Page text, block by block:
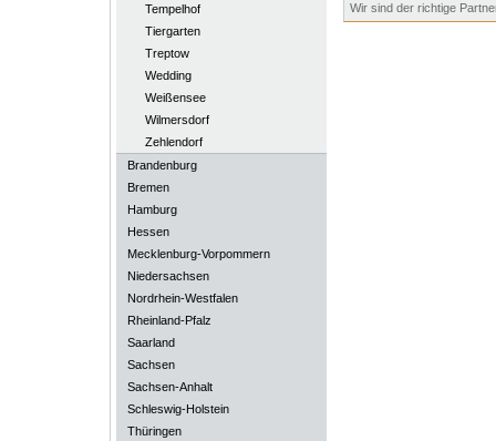
Tempelhof
Tiergarten
Treptow
Wedding
Weißensee
Wilmersdorf
Zehlendorf
Brandenburg
Bremen
Hamburg
Hessen
Mecklenburg-Vorpommern
Niedersachsen
Nordrhein-Westfalen
Rheinland-Pfalz
Saarland
Sachsen
Sachsen-Anhalt
Schleswig-Holstein
Thüringen
Wir sind der richtige